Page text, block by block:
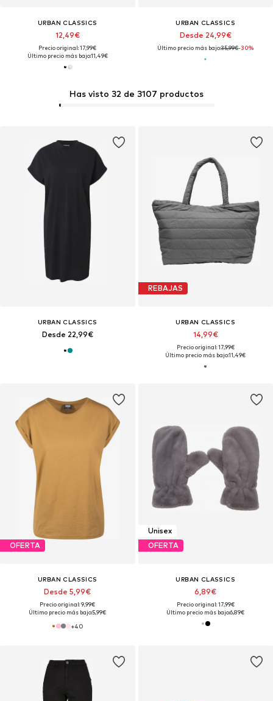
Has visto 32 de 3107 productos
URBAN CLASSICS
12,49€
Precio original: 17,99€
Último precio más bajo:11,49€
URBAN CLASSICS
Desde 24,99€
Último precio más bajo:35,99€-30%
URBAN CLASSICS
Desde 22,99€
REBAJAS
URBAN CLASSICS
14,99€
Precio original: 17,99€
Último precio más bajo:11,49€
OFERTA
URBAN CLASSICS
Desde 5,99€
Precio original: 9,99€
Último precio más bajo:5,99€
+40
Unisex
OFERTA
URBAN CLASSICS
6,89€
Precio original: 17,99€
Último precio más bajo:6,89€